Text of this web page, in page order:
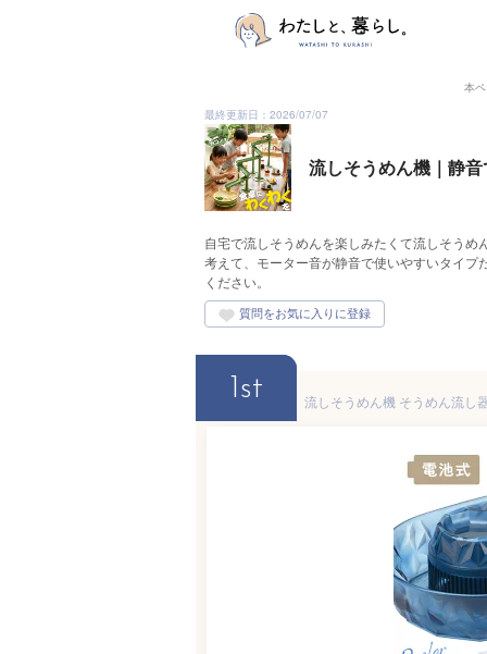
本
最終更新日：2026/07/07
流しそうめん機｜静
自宅で流しそうめんを楽しみたくて流しそう
考えて、モーター音が静音で使いやすいタイ
ください。
1st